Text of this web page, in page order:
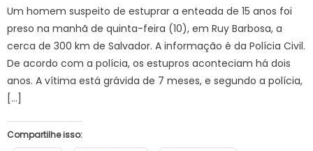
Um homem suspeito de estuprar a enteada de 15 anos foi
preso na manhã de quinta-feira (10), em Ruy Barbosa, a
cerca de 300 km de Salvador. A informação é da Polícia Civil.
De acordo com a polícia, os estupros aconteciam há dois
anos. A vítima está grávida de 7 meses, e segundo a polícia,
[…]
Compartilhe isso: